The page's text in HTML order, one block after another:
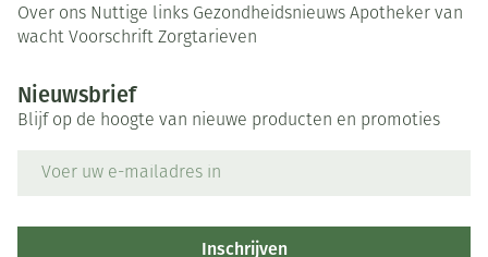
Over ons Nuttige links Gezondheidsnieuws Apotheker van
wacht Voorschrift Zorgtarieven
Nieuwsbrief
Blijf op de hoogte van nieuwe producten en promoties
Inschrijven